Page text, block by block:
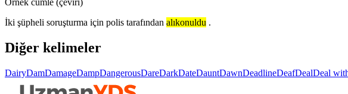
İki şüpheli soruşturma için polis tarafından alıkonuldu .
Diğer kelimeler
DairyDamDamageDampDangerousDareDarkDateDauntDawnDeadlineDeafDealDeal